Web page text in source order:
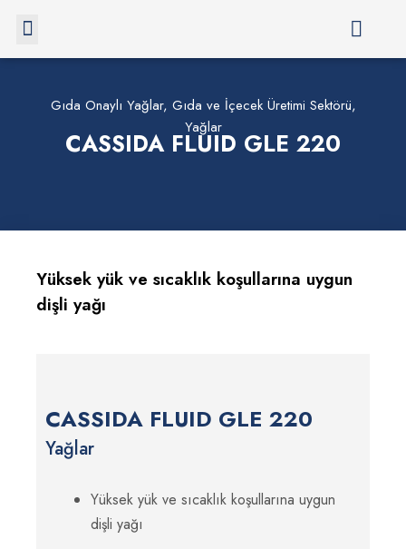
Gıda Onaylı Yağlar, Gıda ve İçecek Üretimi Sektörü,
Yağlar
CASSIDA FLUID GLE 220
Yüksek yük ve sıcaklık koşullarına uygun
dişli yağı
CASSIDA FLUID GLE 220
Yağlar
Yüksek yük ve sıcaklık koşullarına uygun
dişli yağı